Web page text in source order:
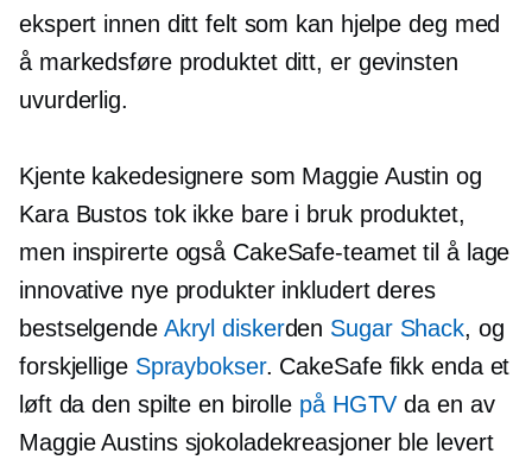
ekspert innen ditt felt som kan hjelpe deg med
å markedsføre produktet ditt, er gevinsten
uvurderlig.
Kjente kakedesignere som Maggie Austin og
Kara Bustos tok ikke bare i bruk produktet,
men inspirerte også CakeSafe-teamet til å lage
innovative nye produkter inkludert deres
bestselgende Akryl diskerden Sugar Shack, og
forskjellige Spraybokser. CakeSafe fikk enda et
løft da den spilte en birolle på HGTV da en av
Maggie Austins sjokoladekreasjoner ble levert